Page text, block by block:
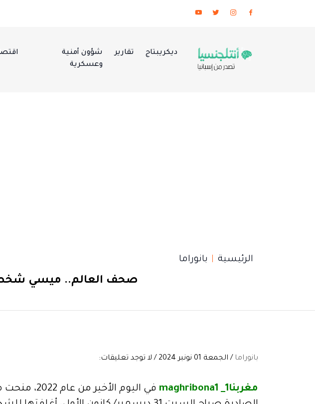
ديكريبتاج تقارير
شؤون أمنية
وعسكرية
الرئيسية بانوراما
صحف العالم.. ميسي
بانوراما / الجمعة 01 نونبر 2024 / لا توجد تعليقات:
مغربنا1_ maghribona1
في اليوم